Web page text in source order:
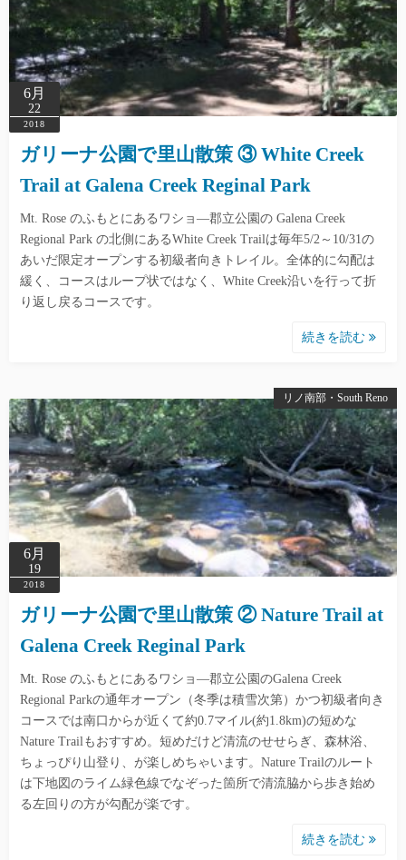
6月
22
2018
ガリーナ公園で里山散策 ③ White Creek
Trail at Galena Creek Reginal Park
Mt. Rose のふもとにあるワショ―郡立公園の Galena Creek
Regional Park の北側にあるWhite Creek Trailは毎年5/2～10/31の
あいだ限定オープンする初級者向きトレイル。全体的に勾配は
緩く、コースはループ状ではなく、White Creek沿いを行って折
り返し戻るコースです。
続きを読む
リノ南部・South Reno
6月
19
2018
ガリーナ公園で里山散策 ② Nature Trail at
Galena Creek Reginal Park
Mt. Rose のふもとにあるワショ―郡立公園のGalena Creek
Regional Parkの通年オープン（冬季は積雪次第）かつ初級者向き
コースでは南口からが近くて約0.7マイル(約1.8km)の短めな
Nature Trailもおすすめ。短めだけど清流のせせらぎ、森林浴、
ちょっぴり山登り、が楽しめちゃいます。Nature Trailのルート
は下地図のライム緑色線でなぞった箇所で清流脇から歩き始め
る左回りの方が勾配が楽です。
続きを読む